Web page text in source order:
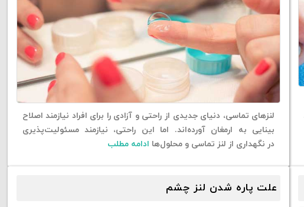
لنزهای تماسی، دنیای جدیدی از راحتی و آزادی را برای افراد نیازمند اصلاح
بینایی به ارمغان آورده‌اند. اما این راحتی، نیازمند مسئولیت‌پذیری
در نگهداری از لنز تماسی و محلول‌ها ادامه مطلب
علت پاره شدن لنز چشم